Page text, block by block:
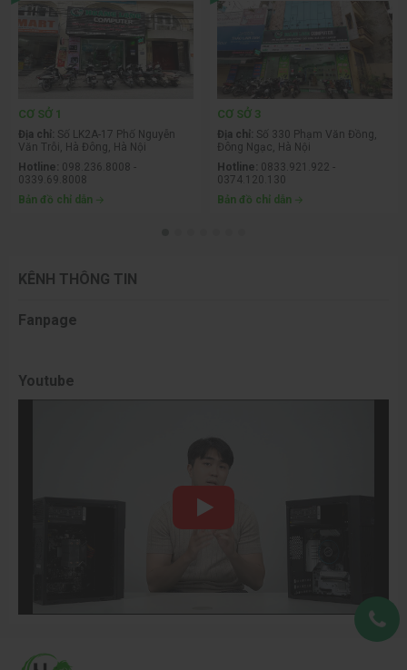
CƠ SỞ 1
Địa chỉ: Số LK2A-17 Phố Nguyễn
Văn Trỗi, Hà Đông, Hà Nội
Hotline: 098.236.8008 -
0339.69.8008
Bản đồ chỉ dẫn
CƠ SỞ 3
Địa chỉ: Số 330 Phạm Văn Đồng,
Đông Ngạc, Hà Nội
Hotline: 0833.921.922 -
0374.120.130
Bản đồ chỉ dẫn
KÊNH THÔNG TIN
Fanpage
Youtube